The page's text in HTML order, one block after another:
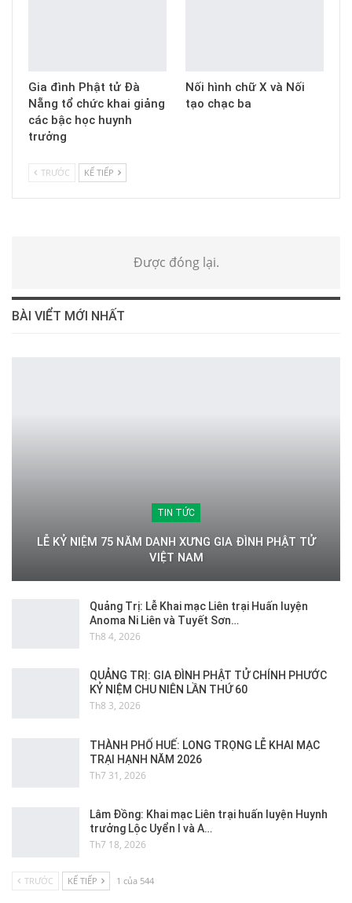
Gia đình Phật tử Đà
Nẵng tổ chức khai giảng
các bậc học huynh
trưởng
Nối hình chữ X và Nối
tạo chạc ba
TRƯỚC KẾ TIẾP
Được đóng lại.
BÀI VIỂT MỚI NHẤT
TIN TỨC
LỄ KỶ NIỆM 75 NĂM DANH XƯNG GIA ĐÌNH PHẬT TỬ
VIỆT NAM
Quảng Trị: Lễ Khai mạc Liên trại Huấn luyện
Anoma Ni Liên và Tuyết Sơn…
Th8 4, 2026
QUẢNG TRỊ: GIA ĐÌNH PHẬT TỬ CHÍNH PHƯỚC
KỶ NIỆM CHU NIÊN LẦN THỨ 60
Th8 3, 2026
THÀNH PHỐ HUẾ: LONG TRỌNG LỄ KHAI MẠC
TRẠI HẠNH NĂM 2026
Th7 31, 2026
Lâm Đồng: Khai mạc Liên trại huấn luyện Huynh
trưởng Lộc Uyển I và A…
Th7 18, 2026
TRƯỚC KẾ TIẾP 1 của 544